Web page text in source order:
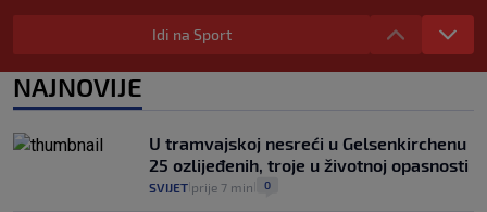
Provjerili smo "što ćemo onda" ako
Plenković na 15 dana ukine mjere: "Ne bi
se dogodilo ništa. Vlada se zaljubila u te
intervencije"
Analitičar o Mostu: Oni su u yin-yang
poziciji i imaju drugog najpoznatijeg
bravara u povijesti Hrvatske
30. srp.
Idi na Sport
NAJNOVIJE
U tramvajskoj nesreći u Gelsenkirchenu
25 ozlijeđenih, troje u životnoj opasnosti
SVIJET prije 7 min 0